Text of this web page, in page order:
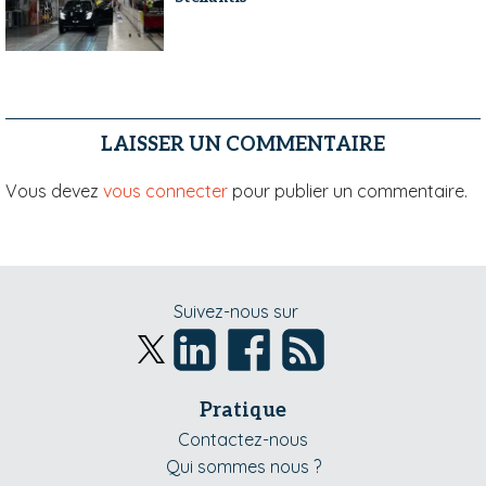
LAISSER UN COMMENTAIRE
Vous devez vous connecter pour publier un commentaire.
Suivez-nous sur
Pratique
Contactez-nous
Qui sommes nous ?